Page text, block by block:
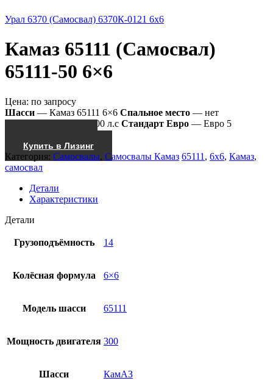
Урал 6370 (Самосвал) 6370К-0121 6x6
Камаз 65111 (Самосвал)
65111-50 6×6
Цена: по запросу
Шасси — Камаз 65111 6×6 Спальное место — нет
— 300 л.с Стандарт Евро — Евро 5
Купить в Лизинг
Категория: Самосвалы, Самосвалы Камаз 65111 , 6x6, Камаз,
самосвал
Детали
Характеристики
Детали
Грузоподъёмность 14
Колёсная формула 6×6
Модель шасси 65111
Мощность двигателя 300
Шасси КамАЗ